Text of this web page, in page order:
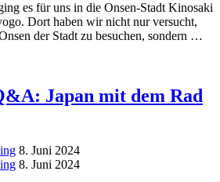
es für uns in die Onsen-Stadt Kinosaki
Dort haben wir nicht nur versucht,
der Stadt zu besuchen, sondern …
Japan mit dem Rad
8. Juni 2024
8. Juni 2024